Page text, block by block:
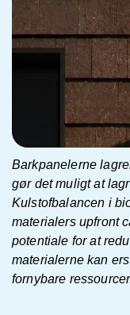
Barkpanelerne
gør det muligt at
Kulstofbalancen i
materialers upfront
potentiale for at
materialerne kan
fornybare